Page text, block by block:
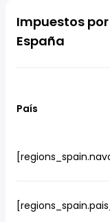
Impuestos
España
País